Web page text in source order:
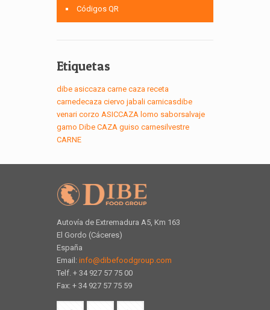
Códigos QR
Etiquetas
dibe asiccaza carne caza receta
carnedecaza ciervo jabali carnicasdibe
venari corzo ASICCAZA lomo saborsalvaje
gamo Dibe CAZA guiso carnesilvestre
CARNE
Autovía de Extremadura A5, Km 163
El Gordo (Cáceres)
España
Email: info@dibefoodgroup.com
Telf. + 34 927 57 75 00
Fax: + 34 927 57 75 59